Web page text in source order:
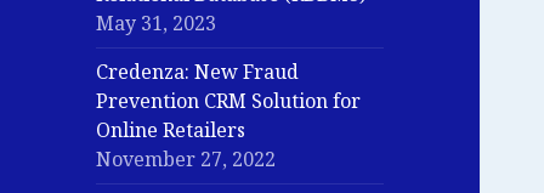
May 31, 2023
Credenza: New Fraud
Prevention CRM Solution for
Online Retailers
November 27, 2022